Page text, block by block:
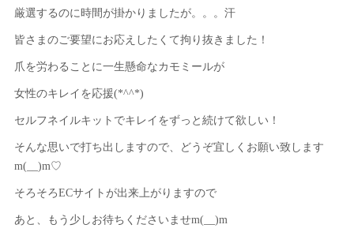
厳選するのに時間が掛かりましたが。。。汗
皆さまのご要望にお応えしたくて拘り抜きました！
爪を労わることに一生懸命なカモミールが
女性のキレイを応援(*^^*)
セルフネイルキットでキレイをずっと続けて欲しい！
そんな思いで打ち出しますので、どうぞ宜しくお願い致します
m(__)m♡
そろそろECサイトが出来上がりますので
あと、もう少しお待ちくださいませm(__)m